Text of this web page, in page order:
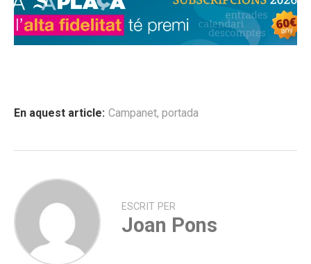
En aquest article: Campanet, portada
ESCRIT PER
Joan Pons